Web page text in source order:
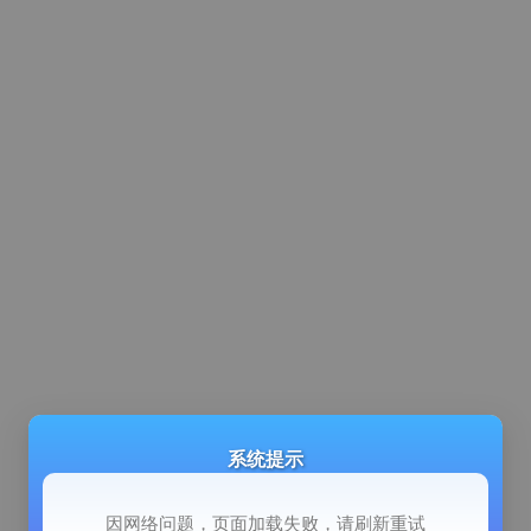
系统提示
因网络问题，页面加载失败，请刷新重试